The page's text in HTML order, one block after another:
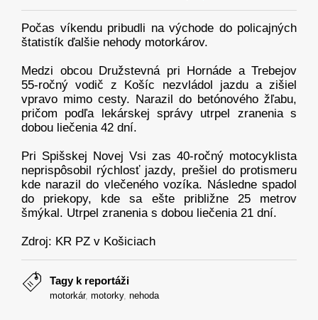
Počas víkendu pribudli na východe do policajných
štatistík ďalšie nehody motorkárov.
Medzi obcou Družstevná pri Hornáde a Trebejov
55-ročný vodič z Košíc nezvládol jazdu a zišiel
vpravo mimo cesty. Narazil do betónového žľabu,
pričom podľa lekárskej správy utrpel zranenia s
dobou liečenia 42 dní.
Pri Spišskej Novej Vsi zas 40-ročný motocyklista
neprispôsobil rýchlosť jazdy, prešiel do protismeru
kde narazil do vlečeného vozíka. Následne spadol
do priekopy, kde sa ešte približne 25 metrov
šmýkal. Utrpel zranenia s dobou liečenia 21 dní.
Zdroj: KR PZ v Košiciach
Tagy k reportáži
motorkár, motorky, nehoda